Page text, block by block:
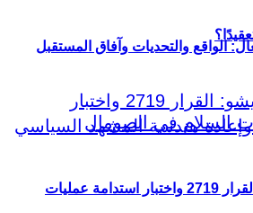
الواقع والتحديات وآفاق المستقبل
متلازمة مقديشو: القرار 2719 واختبار استدامة عمليات